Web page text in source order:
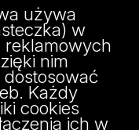
używa
w
nim
Każdy
cookies
ich w